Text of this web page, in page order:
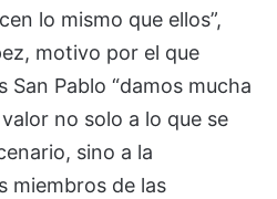
lo mismo que ellos”,
motivo por el que
San Pablo “damos mucha
no solo a lo que se
sino a la
miembros de las